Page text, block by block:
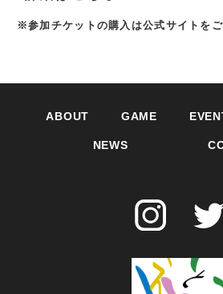
※参加チケットの購入は公式サイトをご
ABOUT GAME
NEWS